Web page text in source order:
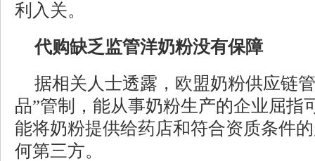
利入关。
代购缺乏监管洋奶粉没有保障
据相关人士透露，欧盟奶粉供应链
品”管制，能从事奶粉生产的企业屈指
能将奶粉提供给药店和符合资质条件
何第三方。